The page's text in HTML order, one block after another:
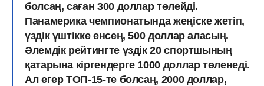
болсаң, саған 300 доллар төлейді.
Панамерика чемпионатында жеңіске жетіп,
үздік үштікке енсең, 500 доллар аласың.
Әлемдік рейтингте үздік 20 спортшының
қатарына кіргендерге 1000 доллар төленеді.
Ал егер ТОП-15-те болсаң, 2000 доллар,